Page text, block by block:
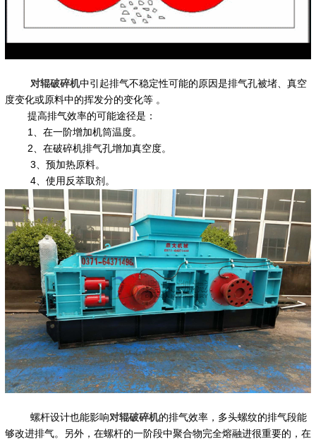
对辊破碎机中引起排气不稳定性可能的原因是排气孔被堵、真空
度变化或原料中的挥发分的变化等 。
提高排气效率的可能途径是：
1、在一阶增加机筒温度。
2、在破碎机排气孔增加真空度。
3、预加热原料。
4、使用反萃取剂。
螺杆设计也能影响对辊破碎机的排气效率，多头螺纹的排气段能
够改进排气。另外，在螺杆的一阶段中聚合物完全熔融进很重要的，在